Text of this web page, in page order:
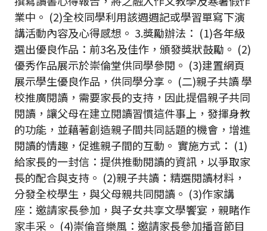
業中。 (2)全校同學利用該週週記或學習單寫下演
講活動內容及心得感想。 3.獎勵辦法： (1)各年級
選出優良作品：前3名及佳作，頒發獎狀鼓勵。 (2)
優秀作品展示於崇倫堂供同學參閱。 (3)建置網頁
展示學生優良作品，供同學分享。 (二)親子共讀 學
校推廣閱讀，需要家長的支持，因此提倡親子共同
閱讀，讓父母在建立閱讀習慣這件事上，發揮身教
的功能，並藉著創造親子間共同話題的機會，增進
閱讀的情趣，促進親子間的互動。 實施方式： (1)
給家長的一封信：提供推動閱讀的資訊，以爭取家
長的配合與支持。 (2)親子共讀：精選閱讀材料，
分發全校學生，與父母親共同閱讀。 (3)作家講
座：邀請家長參加，與子女共享文學饗宴，親睹作
家丰采。 (4)崇倫音樂風：邀請家長參加播音節目